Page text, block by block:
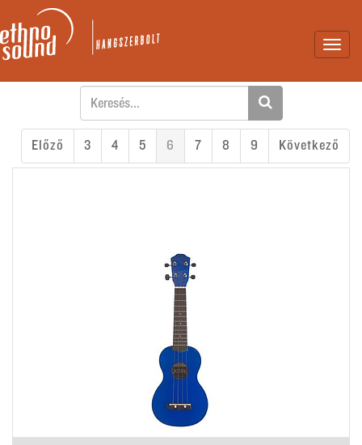
Előző 3 4 5 6 7 8 9 Következő